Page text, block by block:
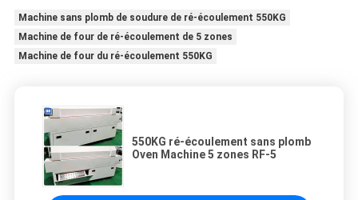
Machine sans plomb de soudure de ré-écoulement 550KG
Machine de four de ré-écoulement de 5 zones
Machine de four du ré-écoulement 550KG
550KG ré-écoulement sans plomb
Oven Machine 5 zones RF-5